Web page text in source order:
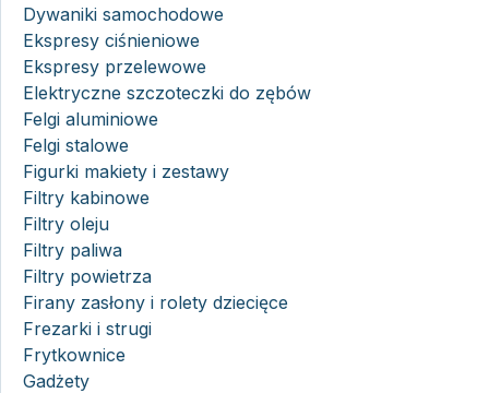
Dywaniki samochodowe
Ekspresy ciśnieniowe
Ekspresy przelewowe
Elektryczne szczoteczki do zębów
Felgi aluminiowe
Felgi stalowe
Figurki makiety i zestawy
Filtry kabinowe
Filtry oleju
Filtry paliwa
Filtry powietrza
Firany zasłony i rolety dziecięce
Frezarki i strugi
Frytkownice
Gadżety